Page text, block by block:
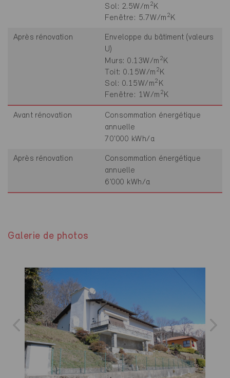
Sol: 2.5W/m 2 K
Fenêtre: 5.7W/m 2 K
Après rénovation
Enveloppe du bâtiment (valeurs
U)
Murs: 0.13W/m 2 K
Toit: 0.15W/m 2 K
Sol: 0.15W/m2 K
Fenêtre: 1W/m 2 K
Avant rénovation
Consommation énergétique
annuelle
70'000 kWh/a
Après rénovation
Consommation énergétique
annuelle
6'000 kWh/a
Galerie de photos